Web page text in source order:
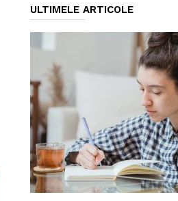
ULTIMELE ARTICOLE